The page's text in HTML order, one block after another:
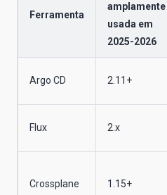
Ferramenta
amplamente
usada em
2025-2026
Argo CD 2.11+
Flux 2.x
Crossplane 1.15+